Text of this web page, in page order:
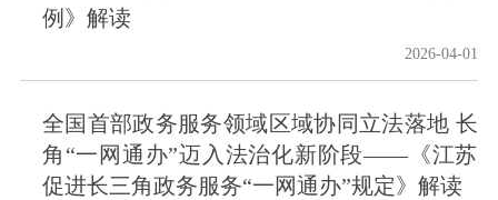
例》解读
2026-04-01
全国首部政务服务领域区域协同立法落地 长
角“一网通办”迈入法治化新阶段——《江苏
促进长三角政务服务“一网通办”规定》解读